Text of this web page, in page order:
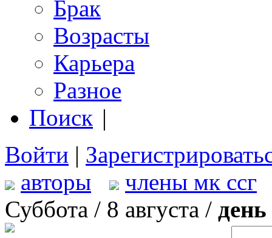
Брак
Возрасты
Карьера
Разное
Поиск |
Войти |
авторы
члены мк ссг
Суббота / 8 августа /